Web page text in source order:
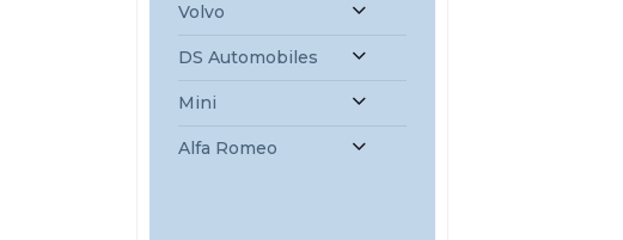
Volvo
DS Automobiles
Mini
Alfa Romeo